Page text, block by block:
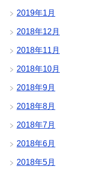
2019年1月
2018年12月
2018年11月
2018年10月
2018年9月
2018年8月
2018年7月
2018年6月
2018年5月